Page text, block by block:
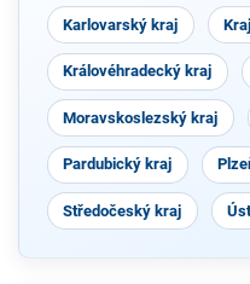
Karlovarský kraj
Královéhradecký kraj
Moravskoslezský kraj
Pardubický kraj
Středočeský kraj